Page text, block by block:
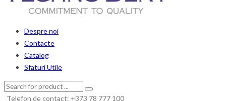
Despre noi
Contacte
Catalog
Sfaturi Utile
Telefon de contact: +373 78 777 100